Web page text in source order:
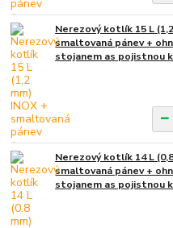
Nerezový kotlík 15 L
smaltovaná pánev +
stojanem as pojistnou
Nerezový kotlík 14 L
smaltovaná pánev +
stojanem as pojistnou